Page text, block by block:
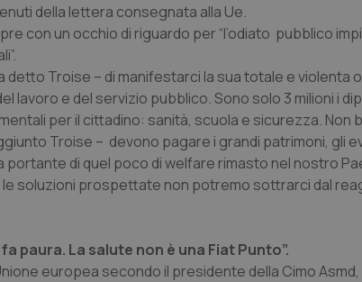
della lettera consegnata alla Ue.
con un occhio di riguardo per “l’odiato pubblico
detto Troise – di manifestarci la sua totale e violenta
lavoro e del servizio pubblico. Sono solo 3 milioni i
per il cittadino: sanità, scuola e sicurezza. Non
Troise – devono pagare i grandi patrimoni, gli
di quel poco di welfare rimasto nel nostro
soluzioni prospettate non potremo sottrarci dal
paura. La salute non è una Fiat Punto”.
europea secondo il presidente della Cimo